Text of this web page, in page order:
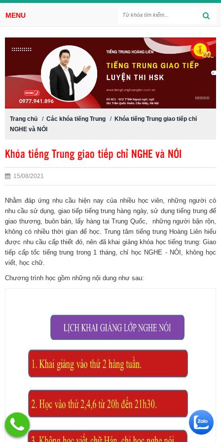
Trang chủ / Các khóa tiếng Trung / Khóa tiếng Trung giao tiếp chỉ
NGHE và NÓI
Khóa tiếng Trung giao tiếp chỉ NGHE và NÓI
15/08/2021
Nhằm đáp ứng nhu cầu hiện nay của nhiều học viên, những người có
nhu cầu sử dụng, giao tiếp tiếng trung hàng ngày, sử dụng tiếng trung để
giao thương, buôn bán, lấy hàng tại Trung Quốc, những người bận rộn,
không có nhiều thời gian để học. Trung tâm tiếng trung Hoàng Liên hiểu
được nhu cầu cấp thiết đó, nên đã khai giảng khóa học tiếng trung: Giao
tiếp cấp tốc tiếng trung trong 1 tháng, chỉ học NGHE - NÓI, không học
viết, học chữ.
Chương trình học gồm những nội dung như sau: